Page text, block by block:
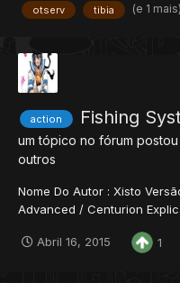
Estilos
otserv tibia (e 1 mais)
action Fishing
um tópico no fórum postou
outros
Nome Do Autor : Xisto
Advanced / Centurion
local storage = 15458 local
Abril 16, 2015 1